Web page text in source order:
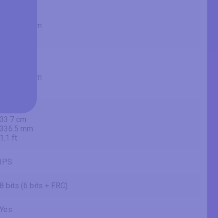
685.985 mm
597.888 mm
33.7 cm
336.5 mm
1.1 ft
IPS
8 bits (6 bits + FRC)
Yes